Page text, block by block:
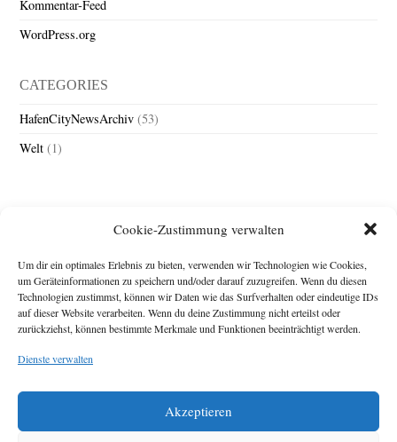
Cookie-Zustimmung verwalten
Um dir ein optimales Erlebnis zu bieten, verwenden wir Technologien wie Cookies,
um Geräteinformationen zu speichern und/oder darauf zuzugreifen. Wenn du diesen
Technologien zustimmst, können wir Daten wie das Surfverhalten oder eindeutige IDs
auf dieser Website verarbeiten. Wenn du deine Zustimmung nicht erteilst oder
zurückziehst, können bestimmte Merkmale und Funktionen beeinträchtigt werden.
Dienste verwalten
Akzeptieren
Kommentar-Feed
WordPress.org
CATEGORIES
HafenCityNewsArchiv (53)
Welt (1)
Impressum
Michael Baden,
Diese Webseite stellt
zehn Jahre der